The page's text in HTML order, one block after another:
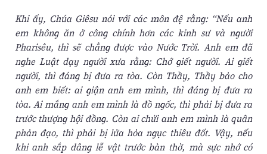
Khi ấy, Chúa Giêsu nói với các môn đệ rằng: “Nếu anh
em không ăn ở công chính hơn các kinh sư và người
Pharisêu, thì sẽ chẳng được vào Nước Trời. Anh em đã
nghe Luật dạy người xưa rằng: Chớ giết người. Ai giết
người, thì đáng bị đưa ra tòa. Còn Thầy, Thầy bảo cho
anh em biết: ai giận anh em mình, thì đáng bị đưa ra
tòa. Ai mắng anh em mình là đồ ngốc, thì phải bị đưa ra
trước thượng hội đồng. Còn ai chửi anh em mình là quân
phản đạo, thì phải bị lửa hỏa ngục thiêu đốt. Vậy, nếu
khi anh sắp dâng lễ vật trước bàn thờ, mà sực nhớ có